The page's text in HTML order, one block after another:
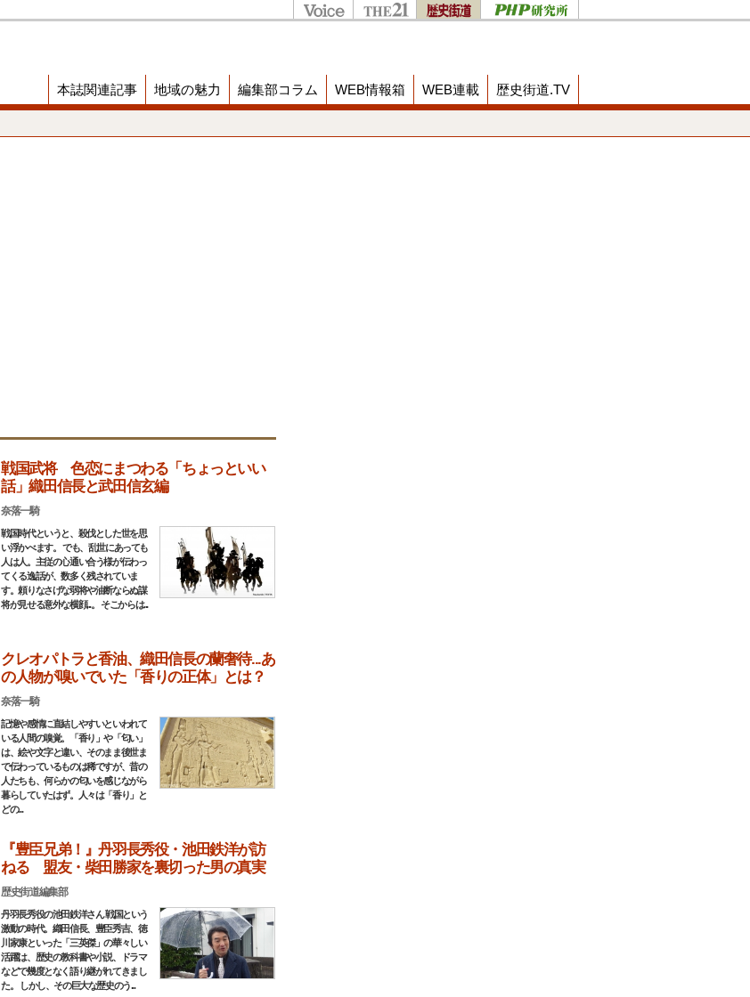
本誌関連記事 地域の魅力 編集部コラム WEB情報箱 WEB連載 歴史街道.TV
戦国武将 色恋にまつわる「ちょっといい
話」織田信長と武田信玄編
奈落一騎
戦国時代というと、殺伐とした世を思
い浮かべます。 でも、乱世にあっても
人は人。主従の心通い合う様が伝わっ
てくる逸話が、数多く残されていま
す。頼りなさげな弱将や油断ならぬ謀
将が見せる意外な横顔...。 そこからは...
クレオパトラと香油、織田信長の蘭奢待...あ
の人物が嗅いでいた「香りの正体」とは？
奈落一騎
記憶や感情に直結しやすいといわれて
いる人間の嗅覚。「香り」や「匂い」
は、絵や文字と違い、そのまま後世ま
で伝わっているものは稀ですが、昔の
人たちも、何らかの匂いを感じながら
暮らしていたはず。人々は「香り」と
どの...
『豊臣兄弟！』丹羽長秀役・池田鉄洋が訪
ねる 盟友・柴田勝家を裏切った男の真実
歴史街道編集部
丹羽長秀役の池田鉄洋さん 戦国という
激動の時代。織田信長、豊臣秀吉、徳
川家康といった「三英傑」の華々しい
活躍は、歴史の教科書や小説、ドラマ
などで幾度となく語り継がれてきまし
た。 しかし、その巨大な歴史のう...